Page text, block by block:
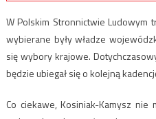
W Polskim Stronnictwie Ludowym
wybierane były władze
się wybory krajowe.
będzie ubiegał się o kolejną
Co ciekawe, Kosiniak-Kamysz